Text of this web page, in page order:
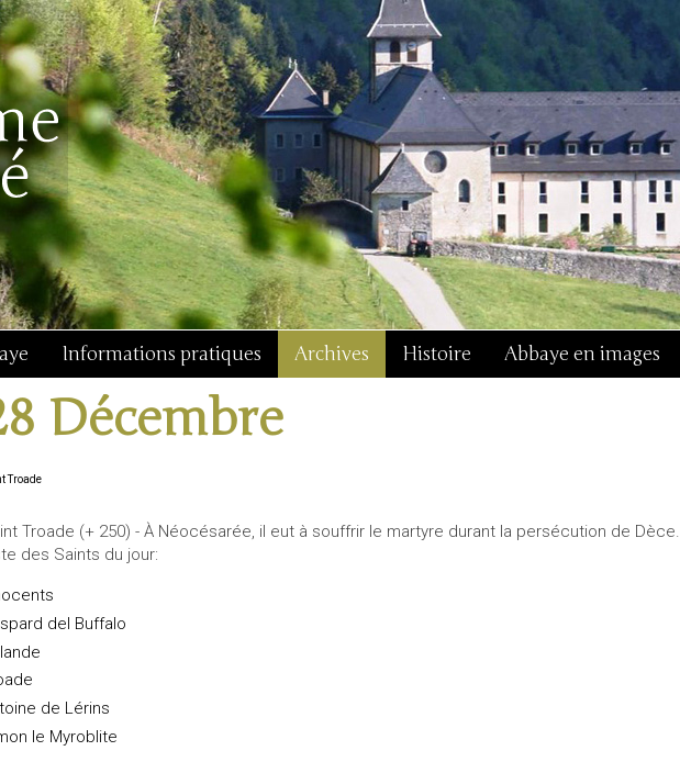
Informations pratiques Archives Histoire Abbaye en images
Décembre
Troade
Troade (+ 250) - À Néocésarée, il eut à souffrir le martyre durant la persécution de Dèce.
des Saints du jour:
del Buffalo
de Lérins
le Myroblite